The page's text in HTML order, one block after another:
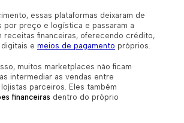
essas plataformas deixaram de
por preço e logística e passaram a
receitas financeiras, oferecendo crédito,
e meios de pagamento próprios.
muitos marketplaces não ficam
intermediar as vendas entre
parceiros. Eles também
financeiras dentro do próprio